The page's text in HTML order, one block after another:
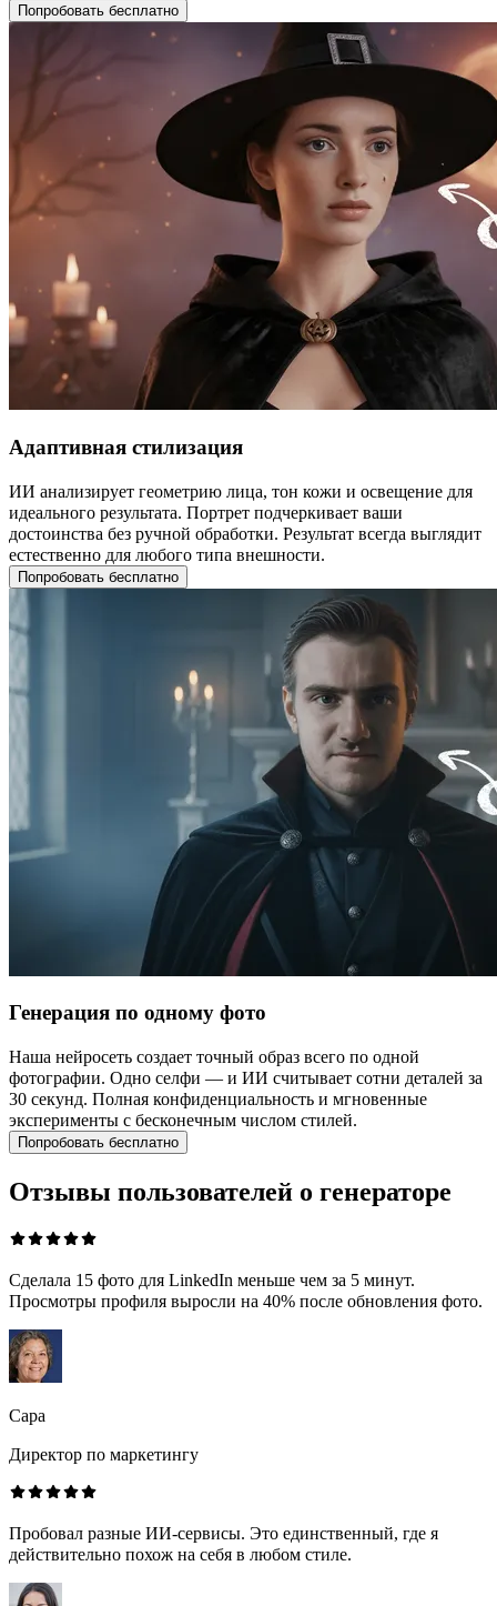
Попробовать бесплатно
Адаптивная стилизация
ИИ анализирует геометрию лица, тон кожи и освещение для
идеального результата. Портрет подчеркивает ваши
достоинства без ручной обработки. Результат всегда выглядит
естественно для любого типа внешности.
Попробовать бесплатно
Генерация по одному фото
Наша нейросеть создает точный образ всего по одной
фотографии. Одно селфи — и ИИ считывает сотни деталей за
30 секунд. Полная конфиденциальность и мгновенные
эксперименты с бесконечным числом стилей.
Попробовать бесплатно
Отзывы пользователей о генераторе
Сделала 15 фото для LinkedIn меньше чем за 5 минут.
Просмотры профиля выросли на 40% после обновления фото.
Сара
Директор по маркетингу
Пробовал разные ИИ-сервисы. Это единственный, где я
действительно похож на себя в любом стиле.